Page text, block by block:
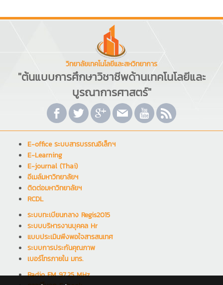
วิทยาลัยเทคโนโลยีและสหวิทยาการ
"ต้นแบบการศึกษาวิชาชีพด้านเทคโนโลยีและ
บูรณาการศาสตร์"
E-office ระบบสารบรรณอิเล็กฯ
E-Learning
E-journal (Thai)
อีเมล์มหาวิทยาลัยฯ
ติดต่อมหาวิทยาลัยฯ
RCDL
ระบบทะเบียนกลาง Regis2015
ระบบบริหารงานบุคคล Hr
แบบประเมินพึงพอใจสารสนเทศ
ระบบการประกันคุณภาพ
เบอร์โทรภายใน มทร.
Radio FM 97.25 MHz